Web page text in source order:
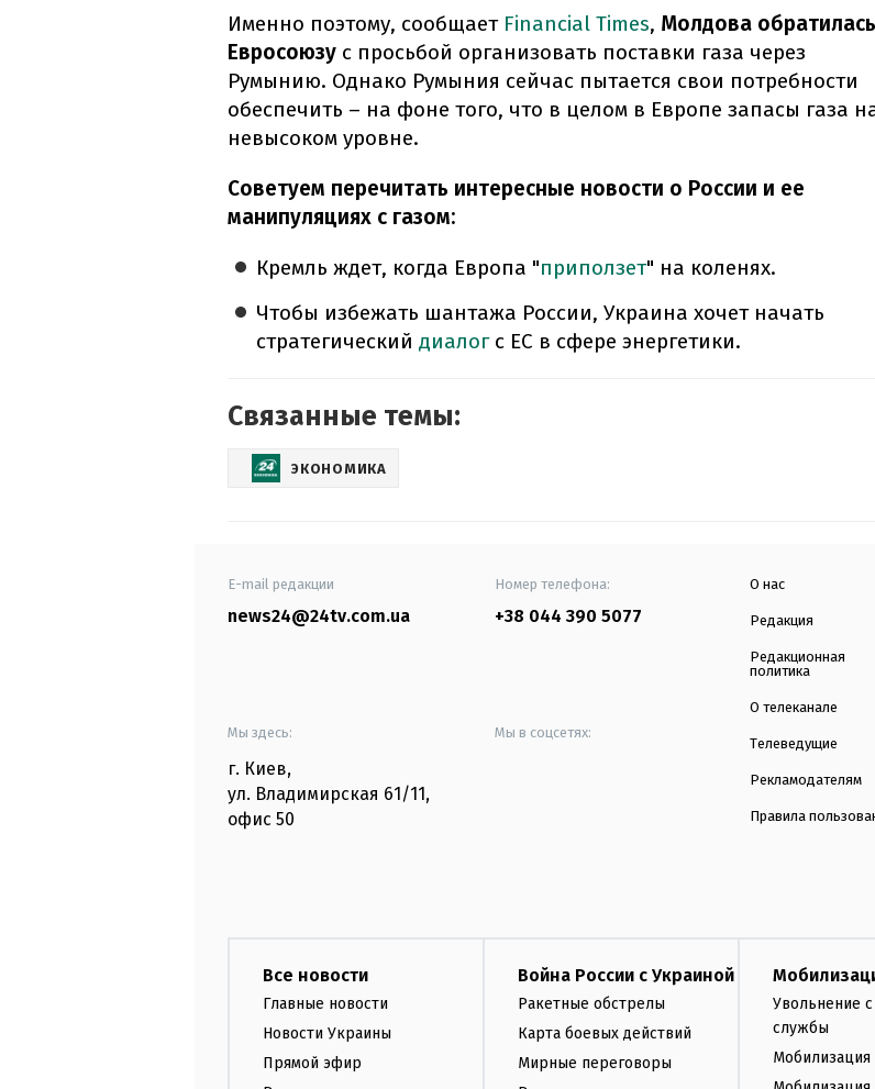
Именно поэтому, сообщает Financial Times, Молдова
Евросоюзу с просьбой организовать поставки газа через
Румынию. Однако Румыния сейчас пытается свои потребности
обеспечить – на фоне того, что в целом в Европе запасы газа
невысоком уровне.
Советуем перечитать интересные новости о России и ее
манипуляциях с газом:
Кремль ждет, когда Европа "приползет" на коленях.
Чтобы избежать шантажа России, Украина хочет начать
стратегическийдиалогс ЕС в сфере энергетики.
Связанные темы:
ЭКОНОМИКА
E-mail редакции
news24@24tv.com.ua
Номер телефона:
+38 044 390 5077
Мы здесь:
г. Киев,
ул. Владимирская 61/11,
офис 50
Мы в соцсетях:
О нас
Редакция
Редакционная
политика
О телеканале
Телеведущие
Рекламодателям
Правила
Все новости
Главные новости
Новости Украины
Прямой эфир
Война России с Украиной
Ракетные обстрелы
Карта боевых действий
Мирные переговоры
Увольнение
службы
Мобилизация